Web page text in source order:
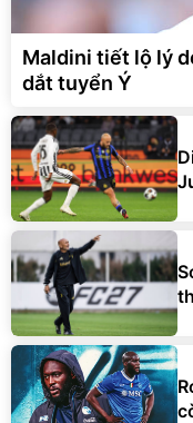
Maldini tiết lộ lý
dắt tuyển Ý